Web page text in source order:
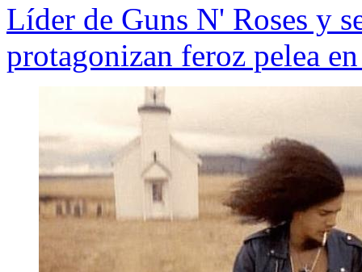
Líder de Guns N' Roses y
protagonizan feroz pelea